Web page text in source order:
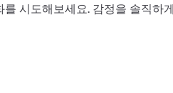
시도해보세요. 감정을 솔직하